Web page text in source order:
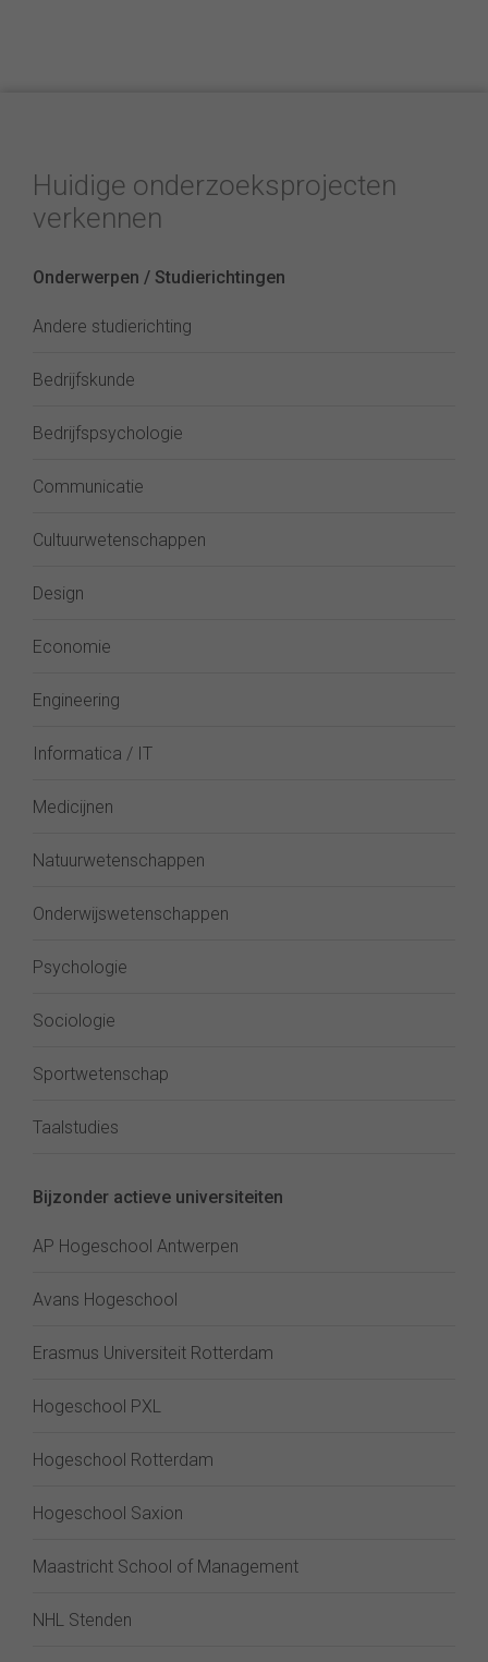
Huidige onderzoeksprojecten
verkennen
Onderwerpen / Studierichtingen
Andere studierichting
Bedrijfskunde
Bedrijfspsychologie
Communicatie
Cultuurwetenschappen
Design
Economie
Engineering
Informatica / IT
Medicijnen
Natuurwetenschappen
Onderwijswetenschappen
Psychologie
Sociologie
Sportwetenschap
Taalstudies
Bijzonder actieve universiteiten
AP Hogeschool Antwerpen
Avans Hogeschool
Erasmus Universiteit Rotterdam
Hogeschool PXL
Hogeschool Rotterdam
Hogeschool Saxion
Maastricht School of Management
NHL Stenden